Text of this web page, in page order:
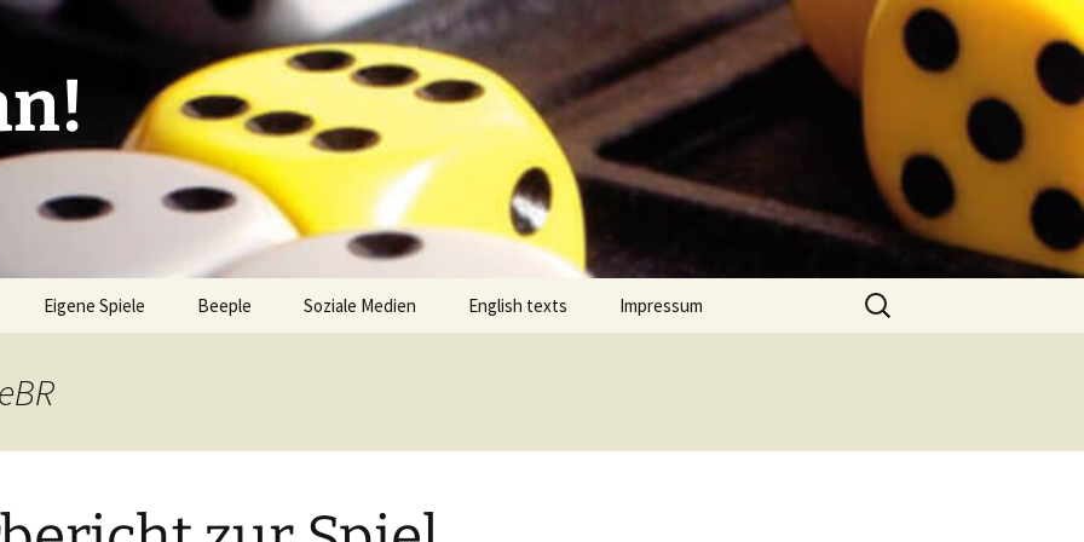
Verlagsliste Brasilien
Eigene Spiele
Pari
Beeple Soziale Medien English texts
Textos em Português
Impressum
Suchen
nach: